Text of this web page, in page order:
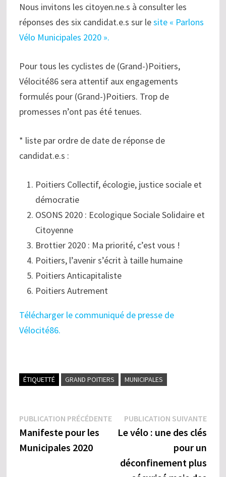
Nous invitons les citoyen.ne.s à consulter les
réponses des six candidat.e.s sur lesite « Parlons
Vélo Municipales 2020 ».
Pour tous les cyclistes de (Grand-)Poitiers,
Vélocité86 sera attentif aux engagements
formulés pour (Grand-)Poitiers. Trop de
promesses n’ont pas été tenues.
* liste par ordre de date de réponse de
candidat.e.s :
Poitiers Collectif, écologie, justice sociale et
démocratie
OSONS 2020 : Ecologique Sociale Solidaire et
Citoyenne
Brottier 2020 : Ma priorité, c’est vous !
Poitiers, l’avenir s’écrit à taille humaine
Poitiers Anticapitaliste
Poitiers Autrement
Télécharger le communiqué de presse de
Vélocité86.
ÉTIQUETTÉ GRAND POITIERS MUNICIPALES
Navigation
de
l’article
PUBLICATION PRÉCÉDENTEPublication
précédente :
Manifeste pour les
Municipales 2020
PUBLICATION SUIVANTE
Le vélo : une des clés
pour un
déconfinement plus